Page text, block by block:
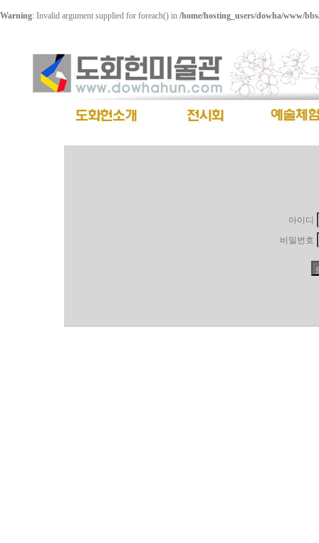
Warning: Invalid argument supplied for foreach() in /home/hosting_users/dowha/www/
아이디
비밀번호